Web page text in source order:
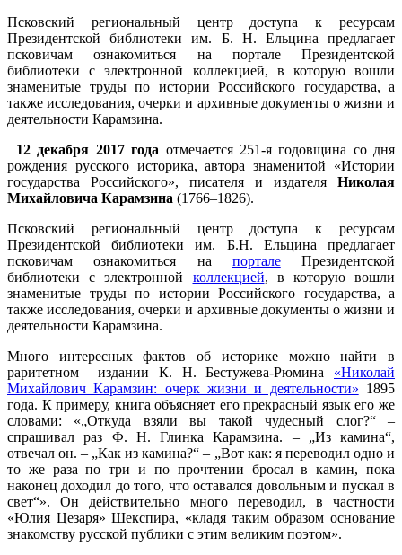
Псковский региональный центр доступа к ресурсам
Президентской библиотеки им. Б. Н. Ельцина предлагает
псковичам ознакомиться на портале Президентской
библиотеки с электронной коллекцией, в которую вошли
знаменитые труды по истории Российского государства, а
также исследования, очерки и архивные документы о жизни и
деятельности Карамзина.
12 декабря 2017 года отмечается 251-я годовщина со дня
рождения русского историка, автора знаменитой «Истории
государства Российского», писателя и издателя Николая
Михайловича Карамзина (1766–1826).
Псковский региональный центр доступа к ресурсам
Президентской библиотеки им. Б.Н. Ельцина предлагает
псковичам ознакомиться на порталеПрезидентской
библиотеки с электронной коллекцией, в которую вошли
знаменитые труды по истории Российского государства, а
также исследования, очерки и архивные документы о жизни и
деятельности Карамзина.
Много интересных фактов об историке можно найти в
раритетном издании К. Н. Бестужева-Рюмина «Николай
Михайлович Карамзин: очерк жизни и деятельности» 1895
года. К примеру, книга объясняет его прекрасный язык его же
словами: «„Откуда взяли вы такой чудесный слог?“ –
спрашивал раз Ф. Н. Глинка Карамзина. – „Из камина“,
отвечал он. – „Как из камина?“ – „Вот как: я переводил одно и
то же раза по три и по прочтении бросал в камин, пока
наконец доходил до того, что оставался довольным и пускал в
свет“». Он действительно много переводил, в частности
«Юлия Цезаря» Шекспира, «кладя таким образом основание
знакомству русской публики с этим великим поэтом».